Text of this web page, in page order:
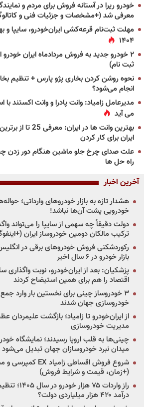
خودرو ریرا در آستانه فروش برای مردم و
معرفی شد (+مشخصات و جزئیات فنی و
مهلت ثبت‌نام قرعه‌کشی ایران‌خودرو، سایپا و
۱۴۰۴
۲ خودرو جدید به فروش مردادماه ایران
ثبت نام)
نحوه روشن کردن بخاری پژو پارس + تنظیم
انجام می‌شود؟
مدیرعامل زامیاد: وانت پادرا و وانت اکستند با
می آید
بهترین وانت ها در
ایران برای کار کردن
علت صدای چرخ جلو ماشین هنگام دور زدن
راه حل ها
آخرین اخبار
هشدار تازه به بازار خودروهای وارداتی؛
خودرویی پشت آن‌ها نباشد!
دولت دقیقاً چه سهمی از سایپا را می‌تواند
ترکیب مالکان دومین خودروساز ایران
رکوردشکنی فروش خودروهای برقی در
بازار خودرو در ۶ سال اخیر
پزشکیان: بعد از ایران‌خودرو، نوبت واگذاری
اقتصاد را هم برای همین استیضاح کردند
خودروسازی جهان شدند
از ایران‌خودرو تا زامیاد؛ بازگشت علیمردان
مدیریت خودروسازی
میدان نبرد خودروسازان جهان تبدیل می‌شود
(+زمان، قیمت و شرایط فروش)
راز واردات ۷۵
درآمد ۴۲۰ هزار میلیاردی دولت؟